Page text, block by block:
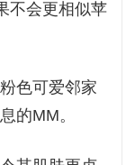
不会更相似苹
色可爱邻家
的MM。